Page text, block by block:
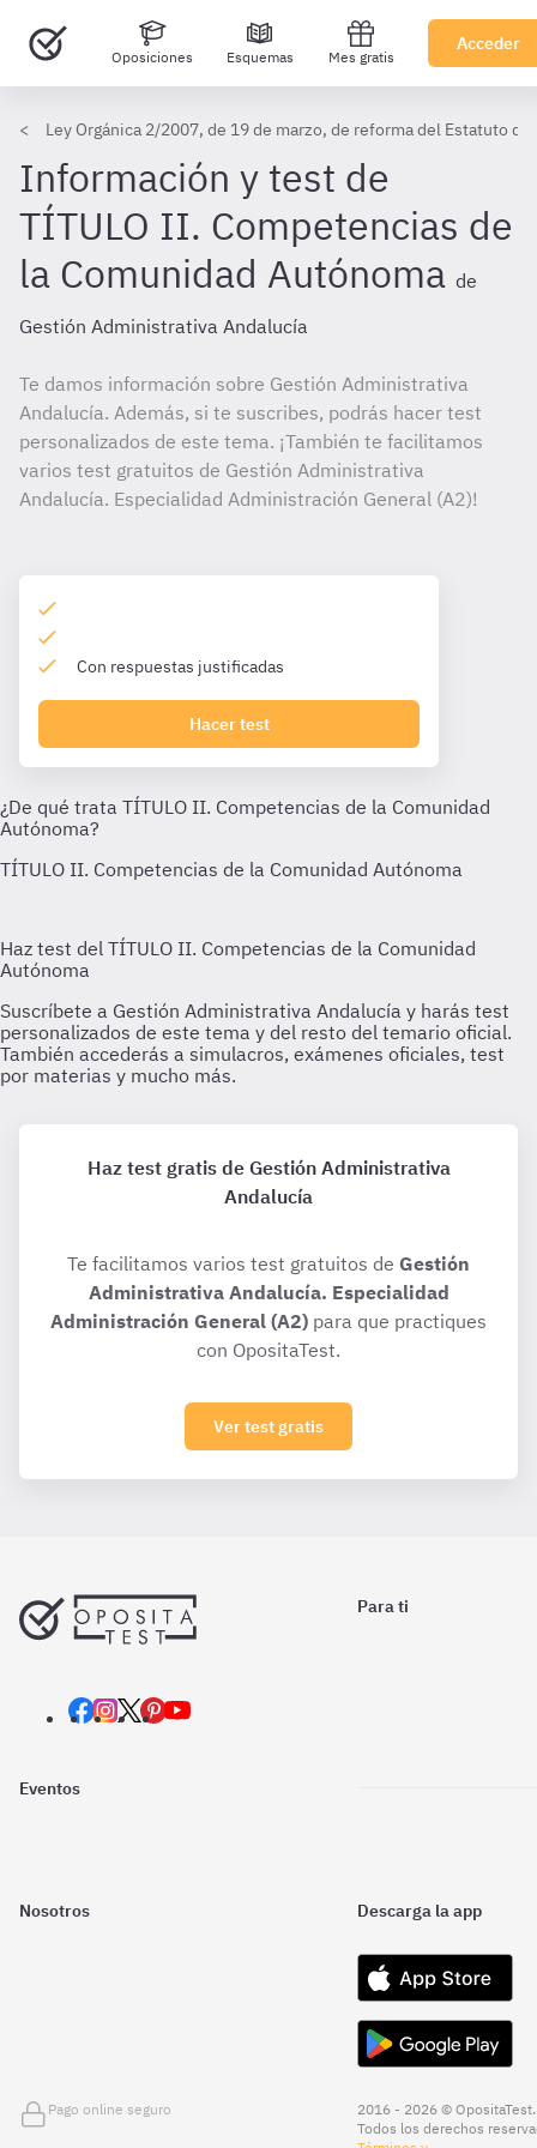
Oposiciones Esquemas Mes gratis
Acceder
Ley Orgánica 2/2007, de 19 de marzo, de reforma del Estatuto
Información y test de
TÍTULO II. Competencias de
la Comunidad Autónoma de
Gestión Administrativa Andalucía
Te damos información sobre Gestión Administrativa
Andalucía. Además, si te suscribes, podrás hacer test
personalizados de este tema. ¡También te facilitamos
varios test gratuitos de Gestión Administrativa
Andalucía. Especialidad Administración General (A2)!
Con respuestas justificadas
Hacer test
Haz test gratis de Gestión Administrativa
Andalucía
Te facilitamos varios test gratuitos de Gestión
Administrativa Andalucía. Especialidad
Administración General (A2) para que practiques
con OpositaTest.
Ver test gratis
Para ti
Eventos
Nosotros Descarga la app
Pago online seguro
2016 - 2026 © OpositaTest.
Todos los derechos